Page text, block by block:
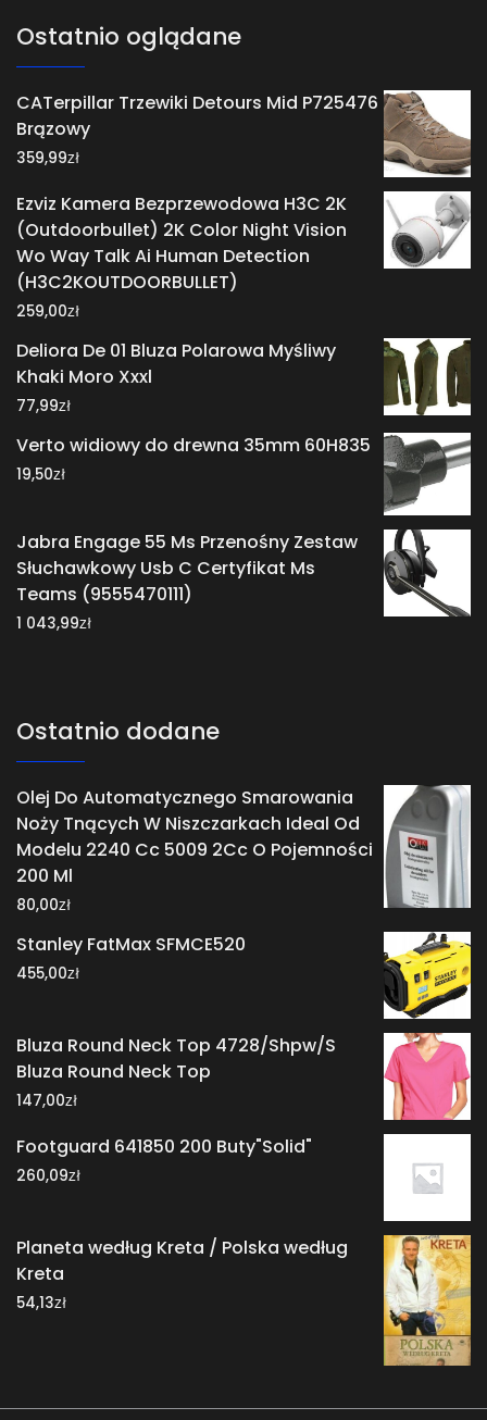
Ostatnio oglądane
CATerpillar Trzewiki Detours Mid P725476
Brązowy
359,99zł
Ezviz Kamera Bezprzewodowa H3C 2K
(Outdoorbullet) 2K Color Night Vision
Wo Way Talk Ai Human Detection
(H3C2KOUTDOORBULLET)
259,00zł
Deliora De 01 Bluza Polarowa Myśliwy
Khaki Moro Xxxl
77,99zł
Verto widiowy do drewna 35mm 60H835
19,50zł
Jabra Engage 55 Ms Przenośny Zestaw
Słuchawkowy Usb C Certyfikat Ms
Teams (9555470111)
1 043,99zł
Ostatnio dodane
Olej Do Automatycznego Smarowania
Noży Tnących W Niszczarkach Ideal Od
Modelu 2240 Cc 5009 2Cc O Pojemności
200 Ml
80,00zł
Stanley FatMax SFMCE520
455,00zł
Bluza Round Neck Top 4728/Shpw/S
Bluza Round Neck Top
147,00zł
Footguard 641850 200 Buty"Solid"
260,09zł
Planeta według Kreta / Polska według
Kreta
54,13zł